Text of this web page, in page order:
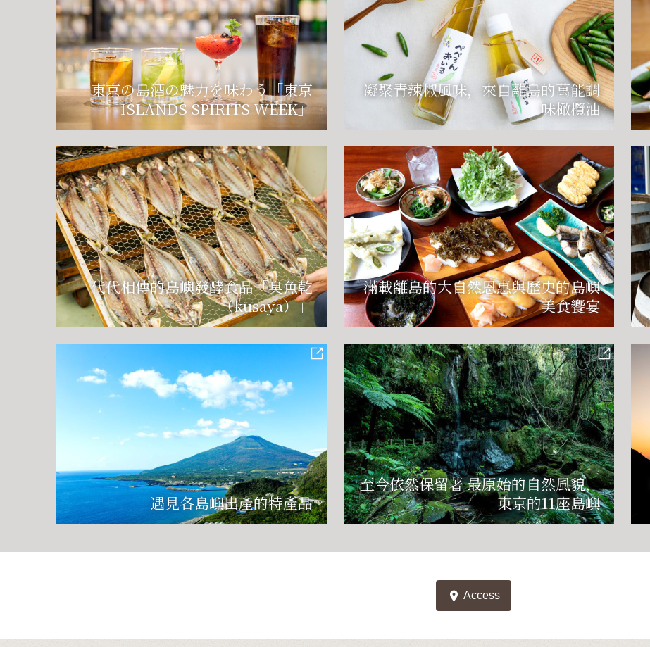
東京の島酒の魅力を味わう「東京
ISLANDS SPIRITS WEEK」
凝聚青辣椒風味，來自離島的萬能調
味橄欖油
代代相傳的島嶼發酵食品「臭魚乾
（kusaya）」
滿載離島的大自然恩惠與歷史的島嶼
美食饗宴
遇見各島嶼出產的特產品
至今依然保留著 最原始的自然風貌，
東京的11座島嶼
location_on Access